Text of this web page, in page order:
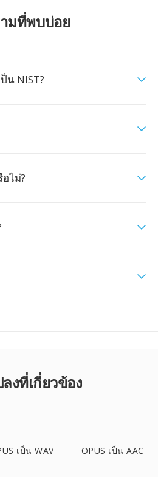
มที่พบบ่อย
น NIST?
ไม่?
งที่เกี่ยวข้อง
เป็น WAV OPUS เป็น AAC